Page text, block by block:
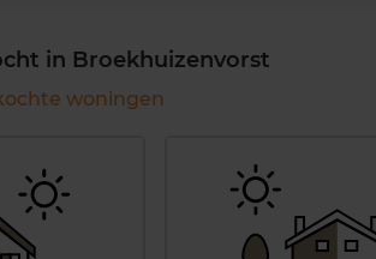
in Broekhuizenvorst
woningen